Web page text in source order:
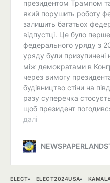
ELECT ELECT2024USA